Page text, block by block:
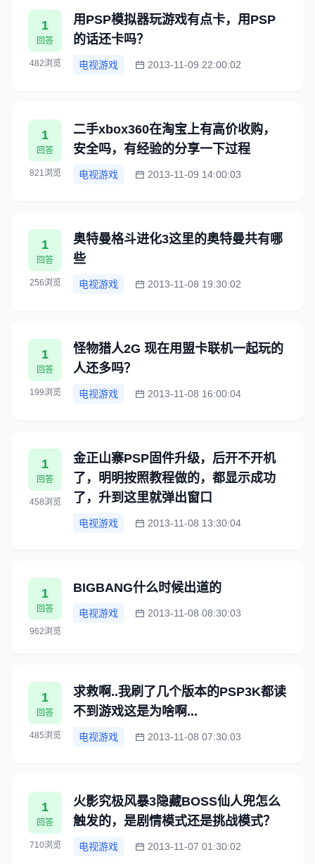
1
回答
482浏览
用PSP模拟器玩游戏有点卡，用PSP
的话还卡吗？
电视游戏 2013-11-09 22:00:02
1
回答
821浏览
二手xbox360在淘宝上有高价收购，
安全吗，有经验的分享一下过程
电视游戏 2013-11-09 14:00:03
1
回答
256浏览
奥特曼格斗进化3这里的奥特曼共有哪
些
电视游戏 2013-11-08 19:30:02
1
回答
199浏览
怪物猎人2G 现在用盟卡联机一起玩的
人还多吗？
电视游戏 2013-11-08 16:00:04
1
回答
458浏览
金正山寨PSP固件升级，后开不开机
了，明明按照教程做的，都显示成功
了，升到这里就弹出窗口
电视游戏 2013-11-08 13:30:04
1
回答
962浏览
BIGBANG什么时候出道的
电视游戏 2013-11-08 08:30:03
1
回答
485浏览
求救啊..我刷了几个版本的PSP3K都读
不到游戏这是为啥啊...
电视游戏 2013-11-08 07:30:03
1
回答
710浏览
火影究极风暴3隐藏BOSS仙人兜怎么
触发的，是剧情模式还是挑战模式？
电视游戏 2013-11-07 01:30:02